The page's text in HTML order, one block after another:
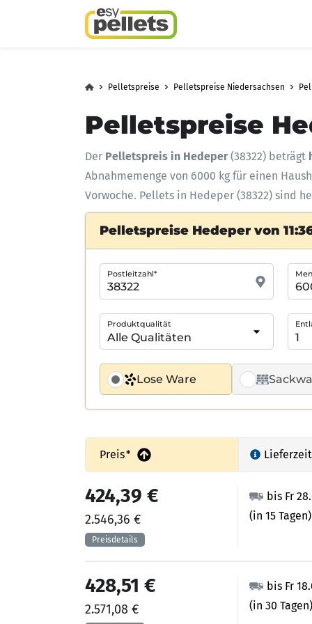
Pelletspreise Pelletspreise Niedersachsen
Pelletspreise
Der Pelletspreis in Hedeper(38322) beträgt
Abnahmemenge von 6000 kg für einen
Vorwoche. Pellets in Hedeper (38322) sind
Pelletspreise Hedeper von
Lose Ware
Postleitzahl*
Produktqualität
Preis* Lieferzeit
bis Fr
(in 15 Tagen)
424,39 €
2.546,36 €
bis Fr
(in 30 Tagen)
428,51 €
2.571,08 €